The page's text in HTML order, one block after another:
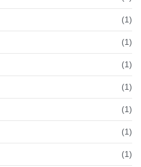
(1)
(1)
(1)
(1)
(1)
(1)
(1)